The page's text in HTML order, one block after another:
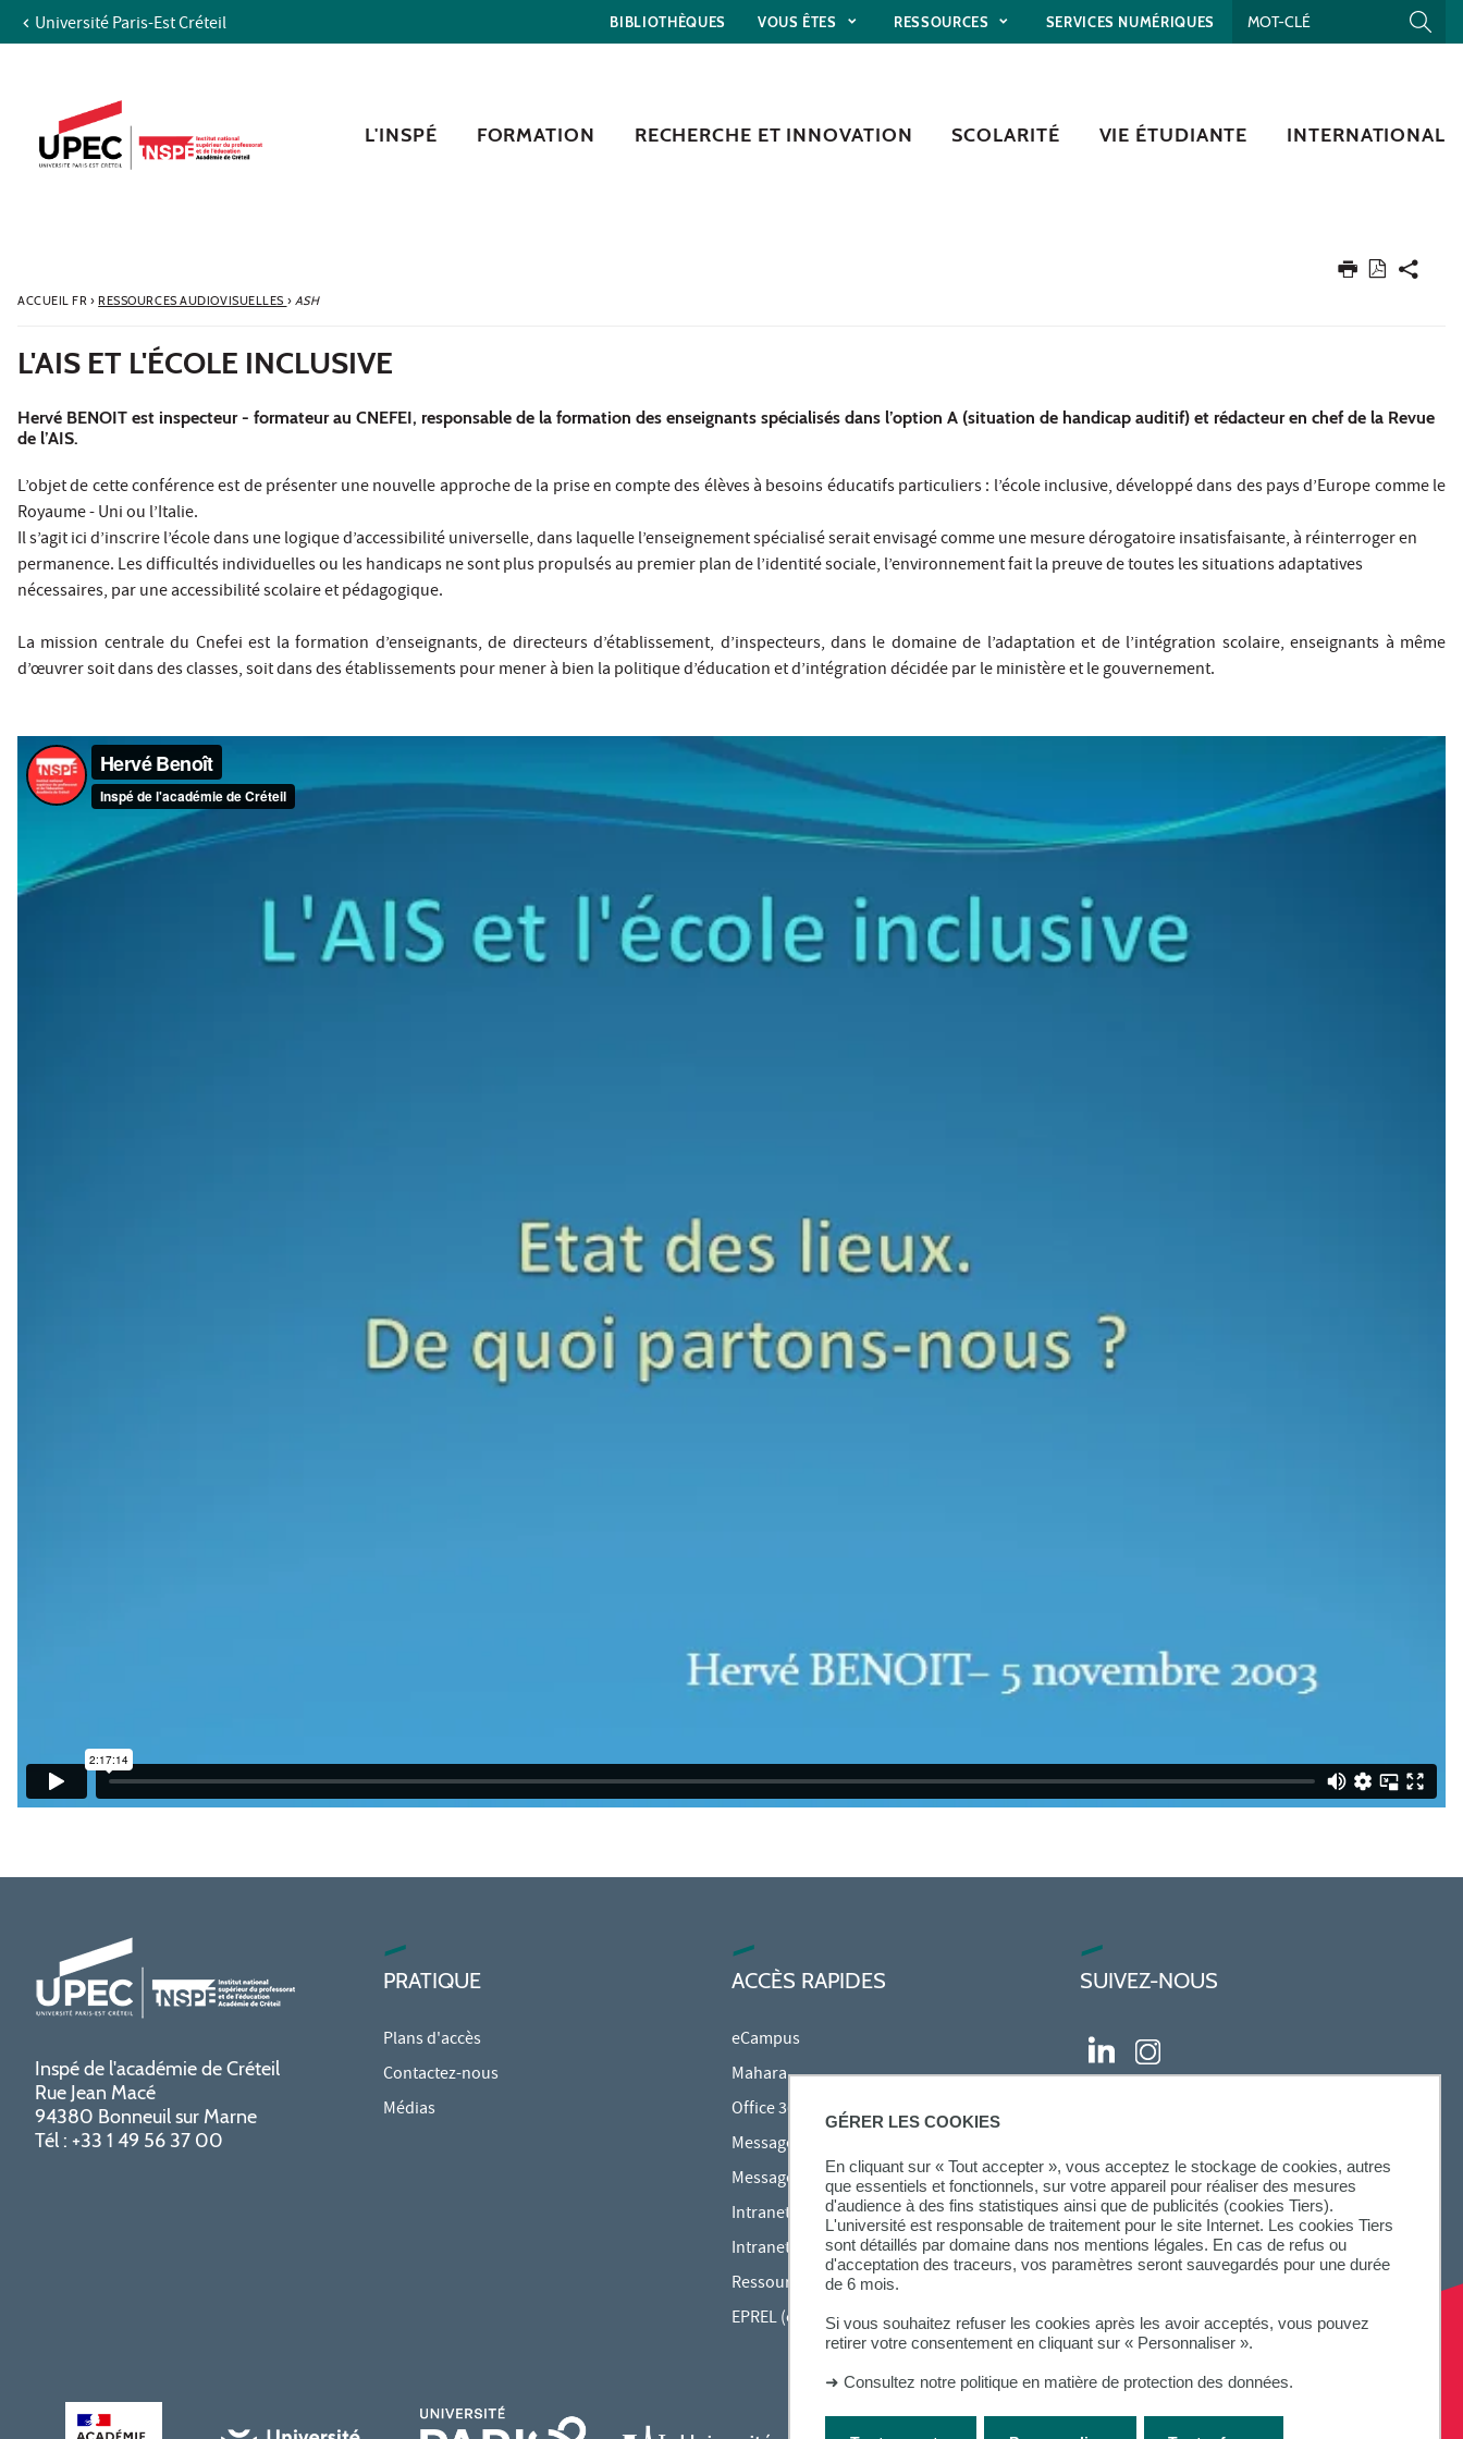
GÉRER LES COOKIES
En cliquant sur « Tout accepter », vous acceptez le stockage de cookies, autres
que essentiels et fonctionnels, sur votre appareil pour réaliser des mesures
d'audience à des fins statistiques ainsi que de publicités (cookies Tiers).
L'université est responsable de traitement pour le site Internet. Les cookies Tiers
sont détaillés par domaine dans nos mentions légales. En cas de refus ou
d'acceptation des traceurs, vos paramètres seront sauvegardés pour une durée
de 6 mois.
Si vous souhaitez refuser les cookies après les avoir acceptés, vous pouvez
retirer votre consentement en cliquant sur « Personnaliser ».
➜ Consultez notre politique en matière de protection des données.
Aller au contenu
Recherche
Université Paris-Est Créteil BIBLIOTHÈQUES VOUS ÊTES RESSOURCES SERVICES NUMÉRIQUES
L'INSPÉ FORMATION RECHERCHE ET INNOVATION SCOLARITÉ VIE ÉTUDIANTE INTERNATIONAL
ACCUEIL FR› RESSOURCES AUDIOVISUELLES › ASH
L'AIS ET L'ÉCOLE INCLUSIVE
Hervé BENOIT est inspecteur - formateur au CNEFEI, responsable de la formation des enseignants spécialisés dans l’option A (situation de handicap auditif) et rédacteur en chef de la Revue
de l’AIS.
L’objet de cette conférence est de présenter une nouvelle approche de la prise en compte des élèves à besoins éducatifs particuliers : l’école inclusive, développé dans des pays d’Europe comme le
Royaume - Uni ou l’Italie.
Il s’agit ici d’inscrire l’école dans une logique d’accessibilité universelle, dans laquelle l’enseignement spécialisé serait envisagé comme une mesure dérogatoire insatisfaisante, à réinterroger en
permanence. Les difficultés individuelles ou les handicaps ne sont plus propulsés au premier plan de l’identité sociale, l’environnement fait la preuve de toutes les situations adaptatives
nécessaires, par une accessibilité scolaire et pédagogique.
La mission centrale du Cnefei est la formation d’enseignants, de directeurs d’établissement, d’inspecteurs, dans le domaine de l’adaptation et de l’intégration scolaire, enseignants à même
d’œuvrer soit dans des classes, soit dans des établissements pour mener à bien la politique d’éducation et d’intégration décidée par le ministère et le gouvernement.
Inspé de l'académie de Créteil
Rue Jean Macé
94380 Bonneuil sur Marne
Tél : +33 1 49 56 37 00
PRATIQUE
Plans d'accès
Contactez-nous
Médias
ACCÈS RAPIDES
eCampus
Mahara
Office 365
Messagerie des étudiants
Messagerie des personnels
Intranet Inspé
Intranet UPEC
Ressources audiovisuelles Inspé
EPREL (cours en ligne)
SUIVEZ-NOUS